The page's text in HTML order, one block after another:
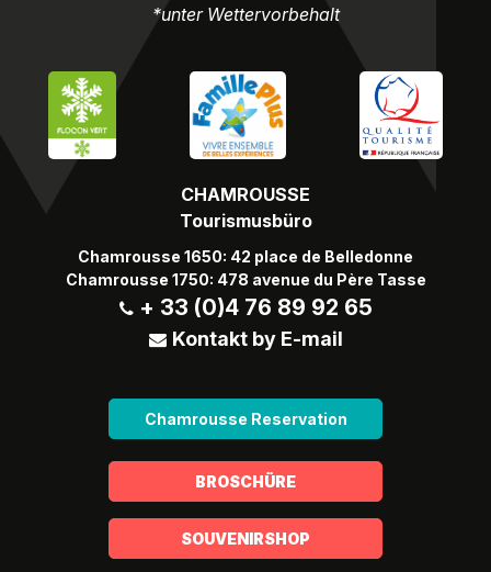
CHAMROUSSE
Tourismusbüro
Chamrousse 1650: 42 place de Belledonne
Chamrousse 1750: 478 avenue du Père Tasse
+ 33 (0)4 76 89 92 65
Kontakt by E-mail
Chamrousse Reservation
*unter Wettervorbehalt
BROSCHÜRE
SOUVENIRSHOP